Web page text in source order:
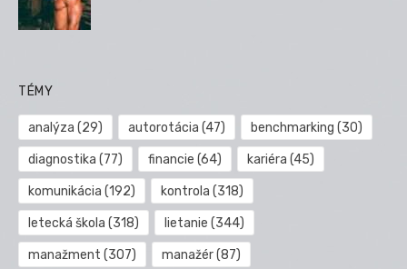
TÉMY
analýza (29) autorotácia (47) benchmarking (30)
diagnostika (77) financie (64) kariéra (45)
komunikácia (192) kontrola (318)
letecká škola (318) lietanie (344)
manažment (307) manažér(87)